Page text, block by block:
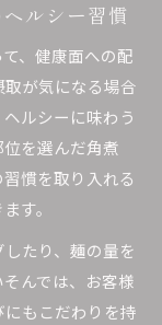
ルシー習慣
、健康面への配
が気になる場合
ルシーに味わう
を選んだ角煮
慣を取り入れる
す。
たり、麺の量を
んでは、お客様
もこだわりを持